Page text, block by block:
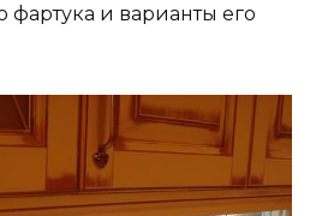
и варианты его